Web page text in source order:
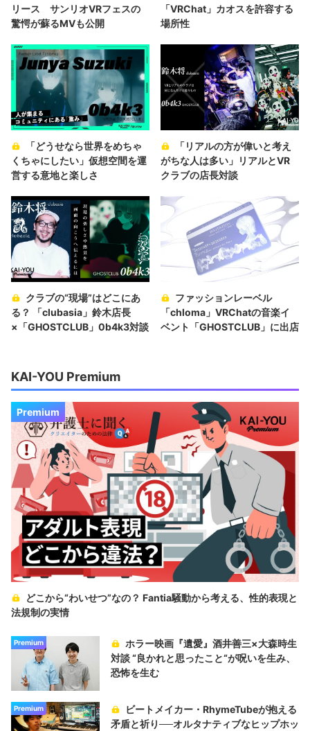
リース サンリオVRフェスの
驚愕が蘇るMVも公開
「VRChat」カオスを許容する
場所性
「どうせなら世界をめちゃ
くちゃにしたい」仮想空間を運
営する意地と楽しさ
「リアルの方が偉いと考え
がちな人は多い」リアルとVR
クラブの店長対談
クラブの“現場”はどこにあ
る？ 「clubasia」鈴木店長
×「GHOSTCLUB」0b4k3対談
ファッションレーベル
「chloma」VRChatの音楽イ
ベント「GHOSTCLUB」に出店
KAI-YOU Premium
Premium
どこから“わいせつ”なの？ Fantia騒動から考える、性的表現と
法規制の実情
Premium
ホラー映画『遺愛』酒井善三×大森時生
対談 “良かれと思ったこと“が呪いを生み、
恐怖を生む
Premium
ビートメイカー・RhymeTubeが抱える
矛盾と祈り──オルタナティブなヒップホッ